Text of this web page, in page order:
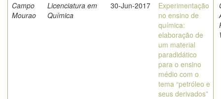
Campo
Mourao
Licenciatura em
Química
30-Jun-2017
Experimentação
no ensino de
química:
elaboração de
um material
paradidático
para o ensino
médio com o
tema “petróleo e
seus derivados”